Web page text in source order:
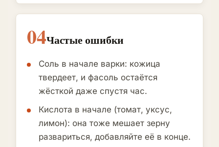
04Частые ошибки
Соль в начале варки: кожица
твердеет, и фасоль остаётся
жёсткой даже спустя час.
Кислота в начале (томат, уксус,
лимон): она тоже мешает зерну
развариться, добавляйте её в конце.